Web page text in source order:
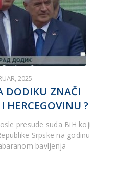
2025
DODIKU ZNAČI
HERCEGOVINU ?
presude suda BiH koji
Srpske na godinu
bavljenja